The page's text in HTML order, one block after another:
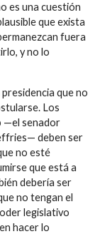
es una cuestión
que exista
fuera
y no lo
que no
Los
—el senador
deben ser
no esté
que está a
debería ser
no tengan el
legislativo
hacer lo